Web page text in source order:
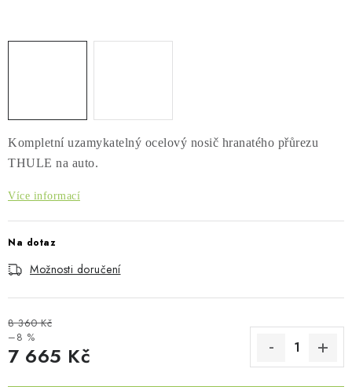
CESTOVNÍ ZAVAZADLA
DÁRKOVÉ POUKAZY
Kontakty
Moje objednávka
Napište nám
Kompletní uzamykatelný ocelový nosič hranatého přůrezu
THULE na auto.
Více informací
Na dotaz
Možnosti doručení
8 360 Kč
–8 %
7 665 Kč